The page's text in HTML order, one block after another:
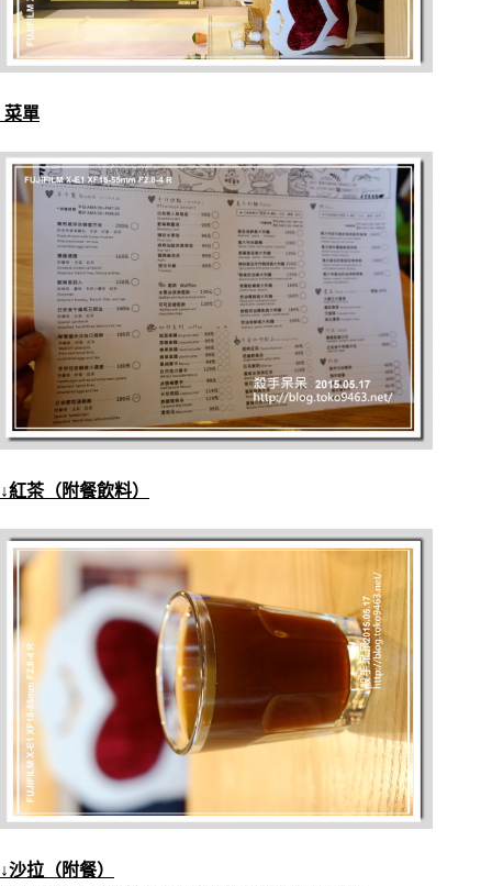
菜單
↓紅茶（附餐飲料）
↓沙拉（附餐）